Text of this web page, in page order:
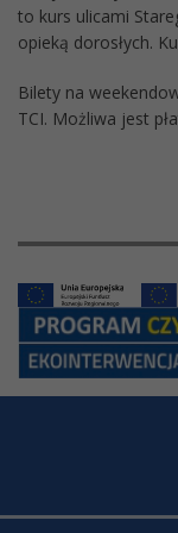
to kurs ulicami
opieką dorosłych.
Bilety na
TCI. Możliwa jest